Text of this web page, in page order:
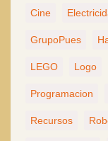
Cine
GrupoPues
LEGO Logo
Programacion
Recursos